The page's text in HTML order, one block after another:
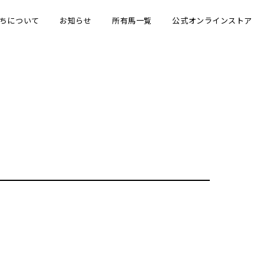
について お知らせ 所有馬一覧 公式オンラインストア